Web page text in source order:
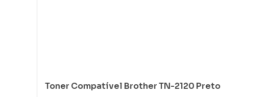
Toner Compatível Brother TN-2120 Preto